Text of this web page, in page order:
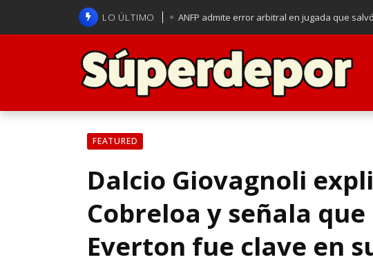
LO ÚLTIMO ANFP admite error arbitral en jugada que
La U se aferra a la esperanza de clasificar a
Brasil anuncia a Carlo Ancelotti como su
FEATURED
Dalcio Giovagnoli
Cobreloa y señala
Everton fue clave en